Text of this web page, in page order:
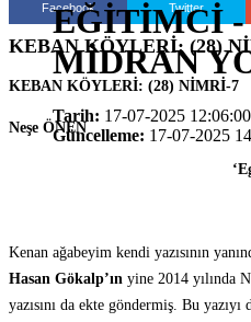
EĞİTİMCİ -
MİDRAN
Tarih: 17-07-2025 12:06:00
Güncelleme: 17-07-2025
Facebook Twitter
KEBAN KÖYLERİ: (28)
KEBAN KÖYLERİ: (28) NİMRİ-7
Neşe ÖNEN
‘Ege’de Son
ABD
Kenan ağabeyim kendi yazısının
Hasan Gökalp’ın yine 2014 yılında
yazısını da ekte göndermiş. Bu